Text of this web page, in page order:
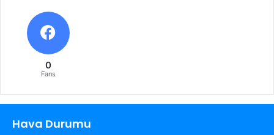
0
Fans
Hava Durumu